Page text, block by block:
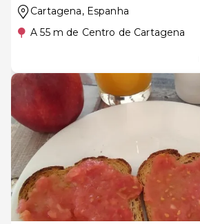
Cartagena, Espanha
A 55 m de Centro de Cartagena